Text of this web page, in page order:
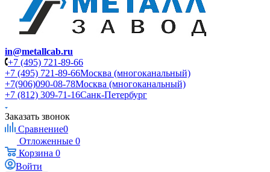
in@metallcab.ru
+7 (495) 721-89-66
+7 (495) 721-89-66Москва (многоканальный)
+7(906)090-08-78Москва (многоканальный)
+7 (812) 309-71-16Санк-Петербург
Заказать звонок
Сравнение0
Отложенные 0
Корзина 0
Войти